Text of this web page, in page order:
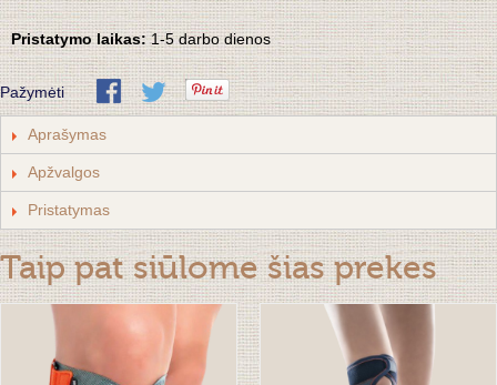
Pristatymo laikas:1-5 darbo dienos
Pažymėti
Aprašymas
Apžvalgos
Pristatymas
Taip pat siūlome šias prekes